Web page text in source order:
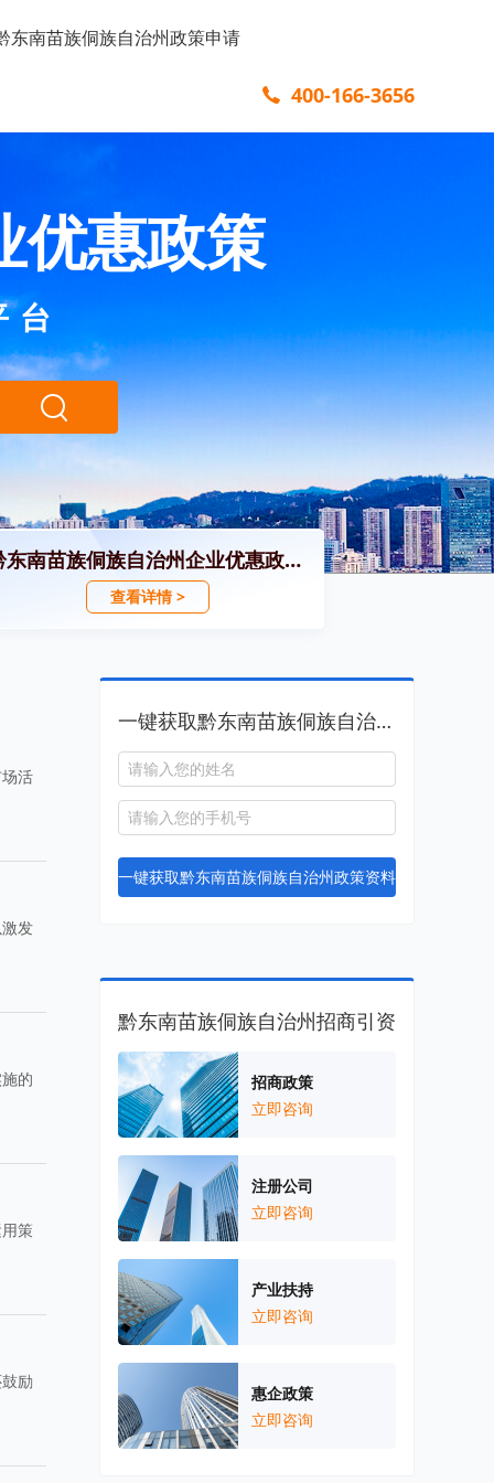
东南苗族侗族自治州政策申请
400-166-3656
优惠政策
台
黔东南苗族侗族自治州企业优惠政策汇编
查看详情 >
活
发
的
策
励
一键获取黔东南苗族侗族自治州政策资料
一键获取黔东南苗族侗族自治州政策资料
黔东南苗族侗族自治州招商引资
招商政策
立即咨询
注册公司
立即咨询
产业扶持
立即咨询
惠企政策
立即咨询